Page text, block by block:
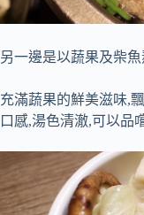
另一邊是以蔬果及柴
充滿蔬果的鮮美滋味,
口感,湯色清澈,可以品